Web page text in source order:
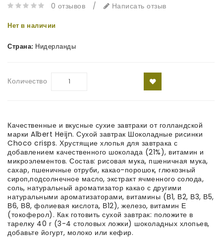
0 отзывов / Написать отзыв
Нет в наличии
Страна: Нидерланды
Количество
Качественные и вкусные сухие завтраки от голландской
марки Albert Heijn. Сухой завтрак Шоколадные рисинки
Choco crisps. Хрустящие хлопья для завтрака с
добавлением качественного шоколада (21%), витамин и
микроэлементов. Состав: рисовая мука, пшеничная мука,
сахар, пшеничные отруби, какао-порошок, глюкозный
сироп,подсолнечное масло, экстракт ячменного солода,
соль, натуральный ароматизатор какао с другими
натуральными ароматизаторами, витамины (В1, В2, В3, В5,
В6, В8, фолиевая кислота, В12), железо, витамин Е
(токоферол). Как готовить сухой завтрак: положите в
тарелку 40 г (3-4 столовых ложки) шоколадных хлопьев,
добавьте йогурт, молоко или кефир.